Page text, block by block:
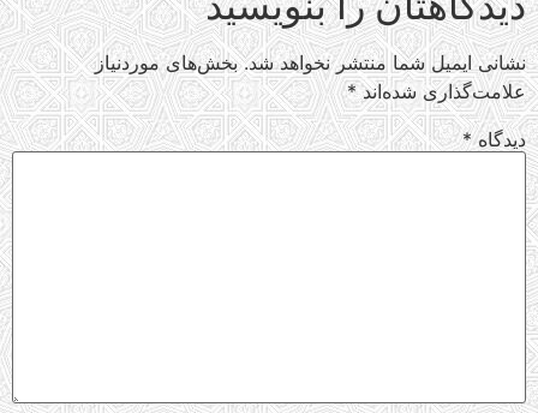
نشانی ایمیل شما منتشر نخواهد شد. بخش‌های موردنیاز
علامت‌گذاری شده‌اند*
دیدگاه*